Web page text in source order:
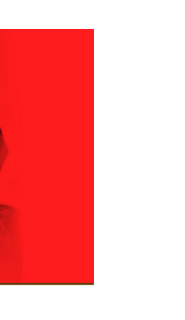
同意方可使用
本公司不負相關責
戶狀況，依本公司
，本公司將視審查
現惡意使用之情
度並採取法律行